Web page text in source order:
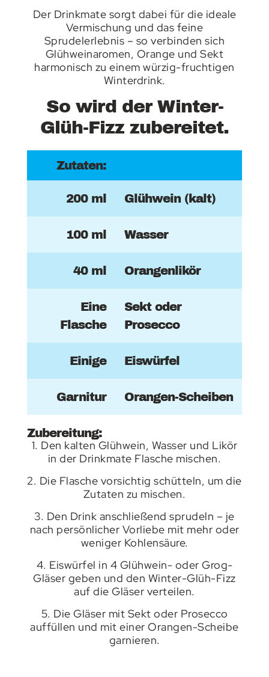
Der Drinkmate sorgt dabei für die ideale
Vermischung und das feine
Sprudelerlebnis – so verbinden sich
Glühweinaromen, Orange und Sekt
harmonisch zu einem würzig-fruchtigen
Winterdrink.
So wird der Winter-
Glüh-Fizz zubereitet.
Zutaten:
200 ml Glühwein (kalt)
100 ml Wasser
40 ml Orangenlikör
Eine
Flasche
Sekt oder
Prosecco
Einige Eiswürfel
Garnitur Orangen-Scheiben
Zubereitung:
1. Den kalten Glühwein, Wasser und Likör
in der Drinkmate Flasche mischen.
2. Die Flasche vorsichtig schütteln, um die
Zutaten zu mischen.
3. Den Drink anschließend sprudeln – je
nach persönlicher Vorliebe mit mehr oder
weniger Kohlensäure.
4. Eiswürfel in 4 Glühwein- oder Grog-
Gläser geben und den Winter-Glüh-Fizz
auf die Gläser verteilen.
5. Die Gläser mit Sekt oder Prosecco
auffüllen und mit einer Orangen-Scheibe
garnieren.